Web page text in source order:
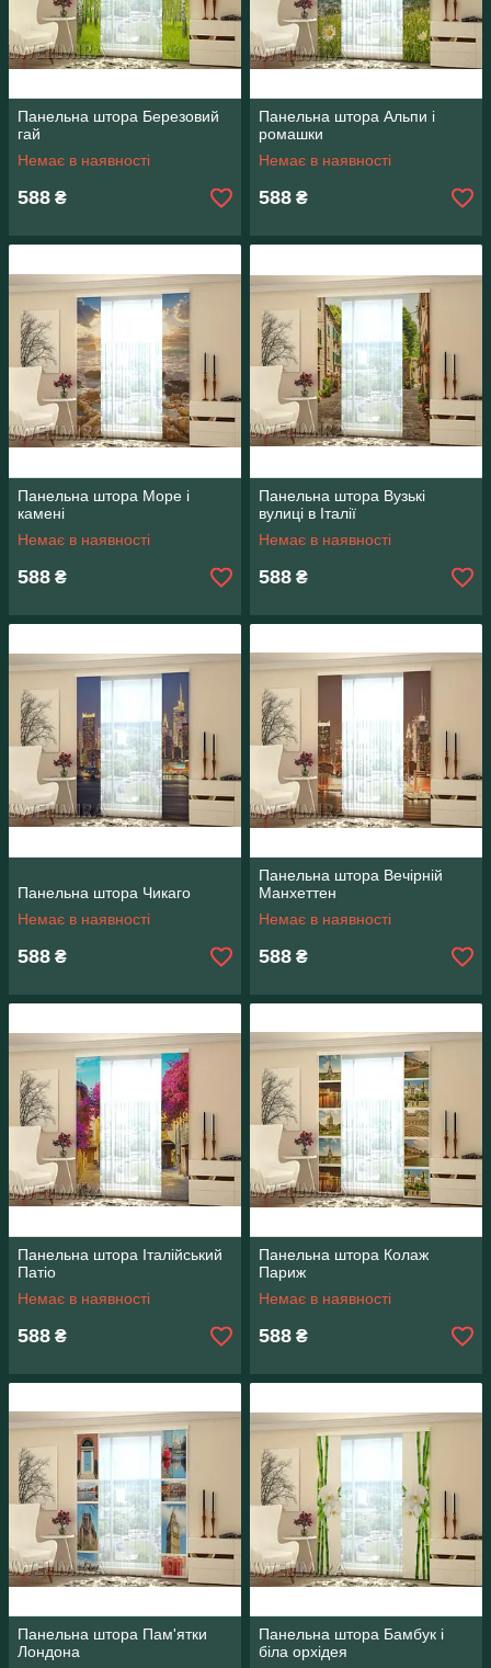
Панельна штора Березовий
гай
Немає в наявності
588 ₴
Панельна штора Альпи і
ромашки
Немає в наявності
588 ₴
Панельна штора Море і
камені
Немає в наявності
588 ₴
Панельна штора Вузькі
вулиці в Італії
Немає в наявності
588 ₴
Панельна штора Чикаго
Немає в наявності
588 ₴
Панельна штора Вечірній
Манхеттен
Немає в наявності
588 ₴
Панельна штора Італійський
Патіо
Немає в наявності
588 ₴
Панельна штора Колаж
Париж
Немає в наявності
588 ₴
Панельна штора Пам'ятки
Лондона
Панельна штора Бамбук і
біла орхідея